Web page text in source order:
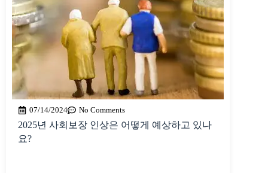
07/14/2024 No Comments
2025년 사회보장 인상은 어떻게 예상하고 있나
요?